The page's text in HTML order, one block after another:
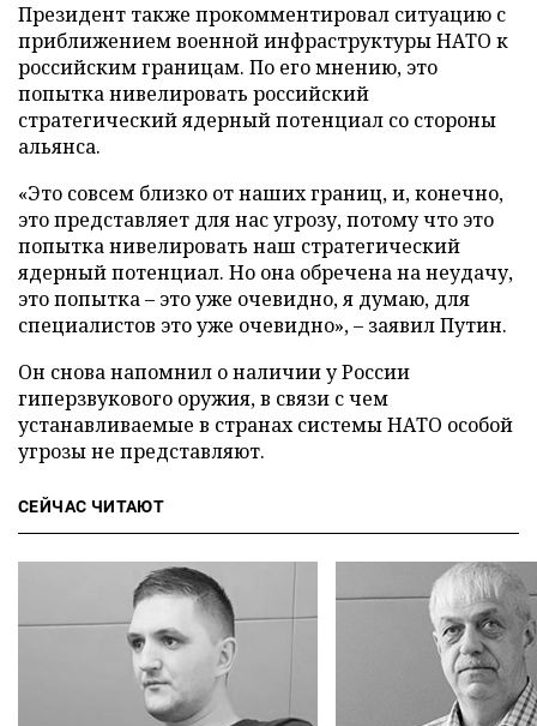
Президент также прокомментировал ситуацию с
приближением военной инфраструктуры НАТО к
российским границам. По его мнению, это
попытка нивелировать российский
стратегический ядерный потенциал со стороны
альянса.
«Это совсем близко от наших границ, и, конечно,
это представляет для нас угрозу, потому что это
попытка нивелировать наш стратегический
ядерный потенциал. Но она обречена на неудачу,
это попытка – это уже очевидно, я думаю, для
специалистов это уже очевидно», – заявил Путин.
Он снова напомнил о наличии у России
гиперзвукового оружия, в связи с чем
устанавливаемые в странах системы НАТО особой
угрозы не представляют.
СЕЙЧАС ЧИТАЮТ